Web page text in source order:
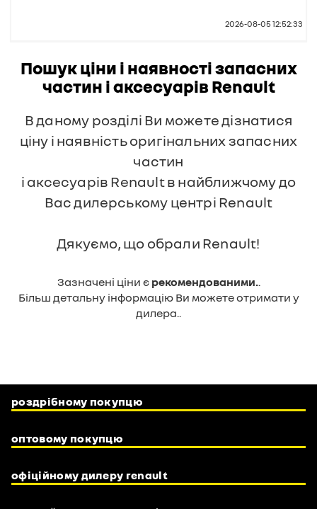
2026-08-05 12:52:33
Пошук ціни і наявності запасних
частин і аксесуарів Renault
В даному розділі Ви можете дізнатися
ціну і наявність оригінальних запасних
частин
і аксесуарів Renault в найближчому до
Вас дилерському центрі Renault
Дякуємо, що обрали Renault!
Зазначені ціни є рекомендованими..
Більш детальну інформацію Ви можете отримати у
дилера..
роздрібному покупцю
оптовому покупцю
офіційному дилеру renault